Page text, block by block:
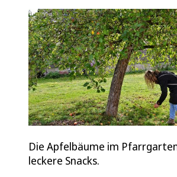
Die Apfelbäume im
leckere Snacks.